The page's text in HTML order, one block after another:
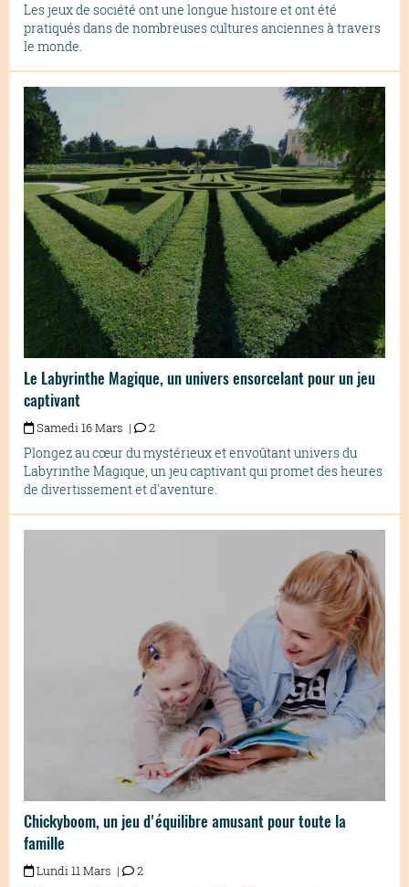
Les jeux de société ont une longue histoire et ont été
pratiqués dans de nombreuses cultures anciennes à travers
le monde.
Le Labyrinthe Magique, un univers ensorcelant pour un jeu
captivant
Samedi 16 Mars | 2
Plongez au cœur du mystérieux et envoûtant univers du
Labyrinthe Magique, un jeu captivant qui promet des heures
de divertissement et d'aventure.
Chickyboom, un jeu d'équilibre amusant pour toute la
famille
Lundi 11 Mars | 2